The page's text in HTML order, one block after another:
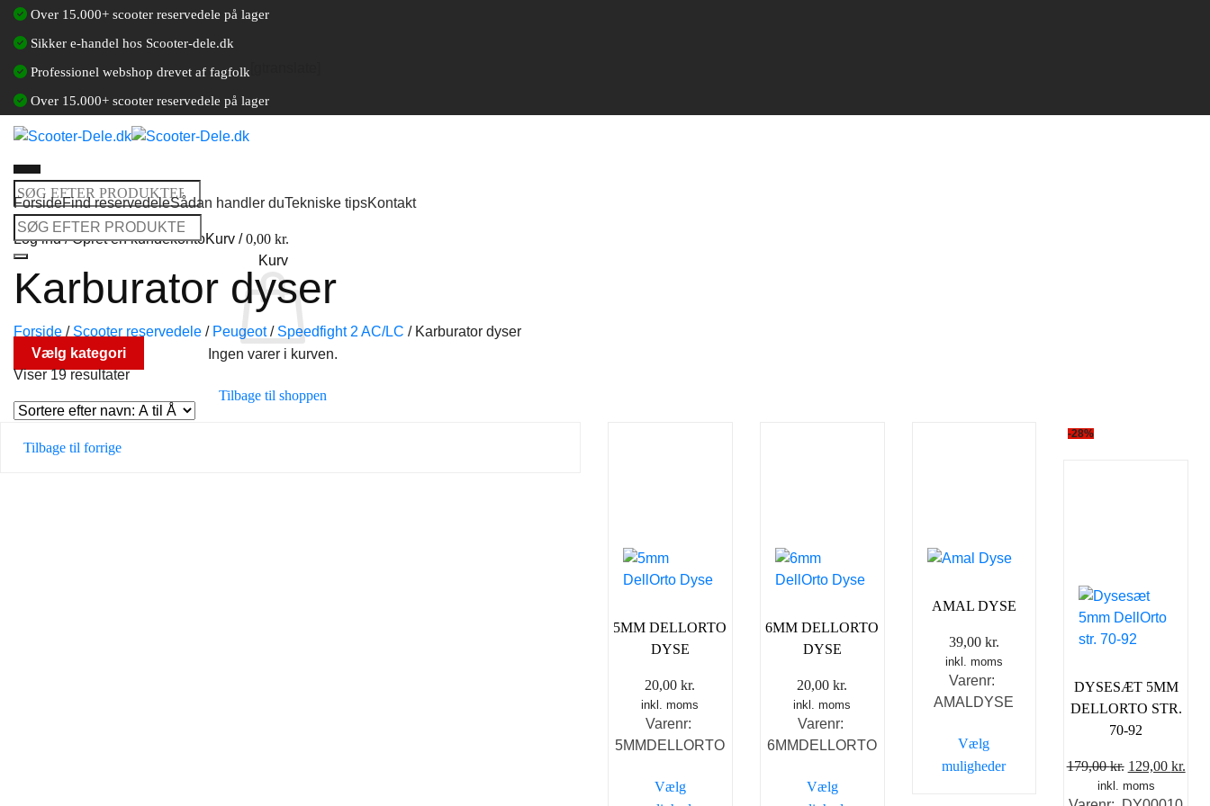
Fortsæt
indhold
Over 15.000+ scooter reservedele på lager
Sikker e-handel hos Scooter-dele.dk
Professionel webshop drevet af fagfolk
Over 15.000+ scooter reservedele på lager
Søg
efter:
Log ind / Opret en kundekontoKurv /0,00 kr.
Kurv
Ingen varer i kurven.
Tilbage til shoppen
ForsideFind reservedeleSådan handler duTekniske tipsKontakt
Søg
efter:
Karburator dyser
Forside / Scooter reservedele / Peugeot / Speedfight 2 AC/LC /Karburator dyser
Vælg kategori
Viser 19 resultater
Tilbage til forrige
5MM DELLORTO
DYSE
20,00kr.
inkl. moms
Varenr:
5MMDELLORTO
Vælg
6MM DELLORTO
DYSE
20,00kr.
inkl. moms
Varenr:
6MMDELLORTO
Vælg
AMAL DYSE
39,00 kr.
inkl. moms
Varenr:
AMALDYSE
Vælg
muligheder
-28%
DYSESÆT 5MM
DELLORTO STR.
70-92
179,00kr. Den
oprindelige
129,00 kr.
inkl. moms